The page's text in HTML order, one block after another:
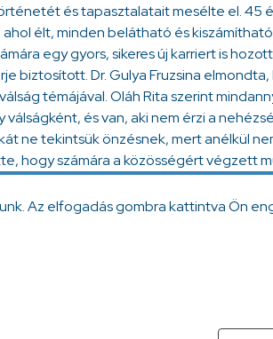
Az elfogadás gombra kattintva Ön
és tapasztalatait mesélte el. 45
élt, minden belátható és
egy gyors, sikeres új karriert is
biztosított. Dr. Gulya Fruzsina
témájával. Oláh Rita szerint
válságként, és van, aki nem érzi a
ne tekintsük önzésnek, mert anélkül
hogy számára a közösségért végzett